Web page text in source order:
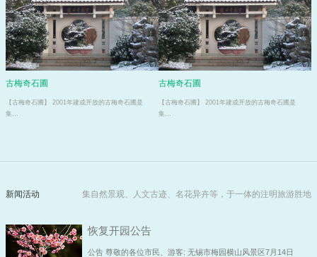
古梅奇石圃
【古梅奇石圃】 2001年建成开放的古梅奇石圃是
集…
古梅奇石圃
【古梅奇石圃】 2001年建成开放的古梅奇石圃是
集…
新闻活动 集自然景观、人文古迹、名花异卉等，于一体的注明旅游胜地
恢复开园公告
公告 尊敬的各位市民、游客: 无锡市梅园横山风景区7月14日